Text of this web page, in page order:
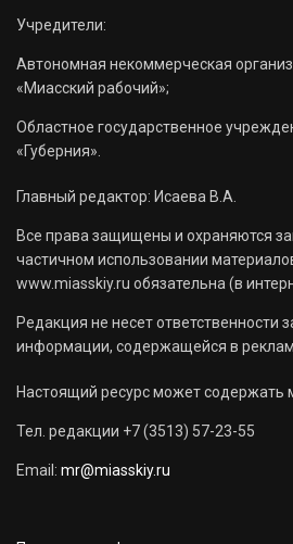
Учредители:
Автономная некоммерческая
«Миасский рабочий»;
Областное государственное
«Губерния».
Главный редактор: Исаева В.А.
Все права защищены и охраняются
частичном использовании
www.miasskiy.ru обязательна (в
Редакция не несет ответственности
информации, содержащейся в
Настоящий ресурс может содержать
Тел. редакции +7 (3513) 57-23-55
Email: mr@miasskiy.ru